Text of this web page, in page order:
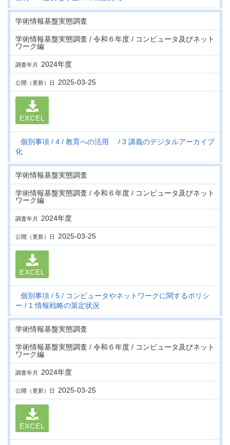
学術情報基盤実態調査
学術情報基盤実態調査 / 令和６年度 / コンピュータ及びネット
ワーク編
調査年月 2024年度
公開（更新）日 2025-03-25
EXCEL
個別事項 4 教育への活用
3 講義のデジタルアーカイブ
化
学術情報基盤実態調査
学術情報基盤実態調査 / 令和６年度 / コンピュータ及びネット
ワーク編
調査年月 2024年度
公開（更新）日 2025-03-25
EXCEL
個別事項 5
コンピュータやネットワークに関するポリシ
ー
1 情報戦略の策定状況
学術情報基盤実態調査
学術情報基盤実態調査 / 令和６年度 / コンピュータ及びネット
ワーク編
調査年月 2024年度
公開（更新）日 2025-03-25
EXCEL